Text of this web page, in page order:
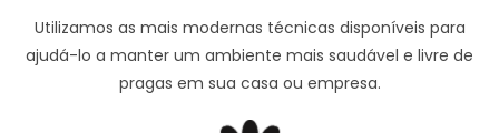
Utilizamos as mais modernas técnicas disponíveis para
ajudá-lo a manter um ambiente mais saudável e livre de
pragas em sua casa ou empresa.